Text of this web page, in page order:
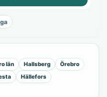
län Hallsberg
Örebro
Hällefors